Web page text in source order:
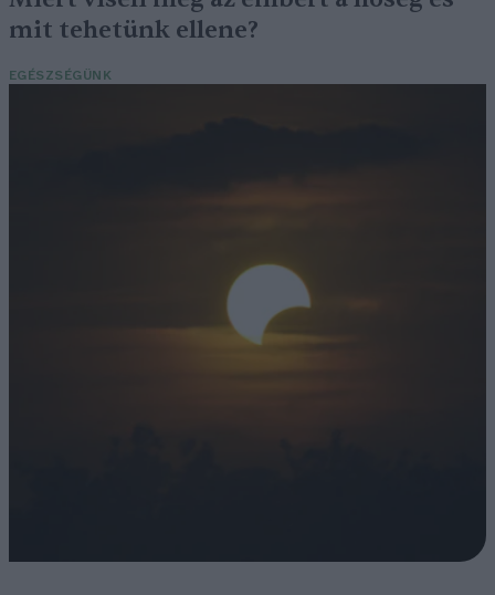
mit tehetünk ellene?
EGÉSZSÉGÜNK